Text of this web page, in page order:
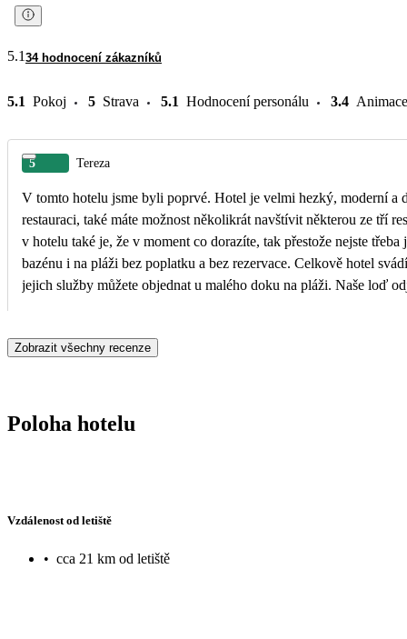
5.1 34 hodnocení zákazníků
5.1 Pokoj 5 Strava 5.1 Hodnocení personálu 3.4 Animace
5 Tereza
V tomto hotelu jsme byli poprvé. Hotel je velmi hezký, moderní a
restauraci, také máte možnost několikrát navštívit některou ze tří
v hotelu také je, že v moment co dorazíte, tak přestože nejste
bazénu i na pláži bez poplatku a bez rezervace. Celkově hotel
jejich služby můžete objednat u malého doku na pláži. Naše loď
(odpovídá to tomu, co má CK uvedeno na stránkách). My na
Zobrazit všechny recenze
Poloha hotelu
Vzdálenost od letiště
• cca 21 km od letiště